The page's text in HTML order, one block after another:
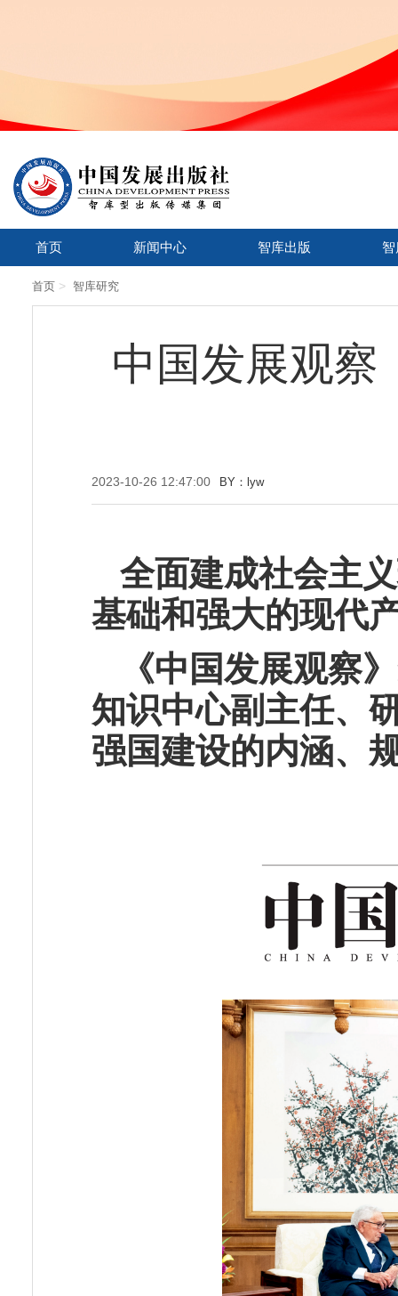
首页 新闻中心 智库出版
首页 > 智库研究
中国发展观察
2023-10-26 12:47:00 BY：lyw
全面建成社会主
基础和强大的现代
《中国发展观察
知识中心副主任、
强国建设的内涵、